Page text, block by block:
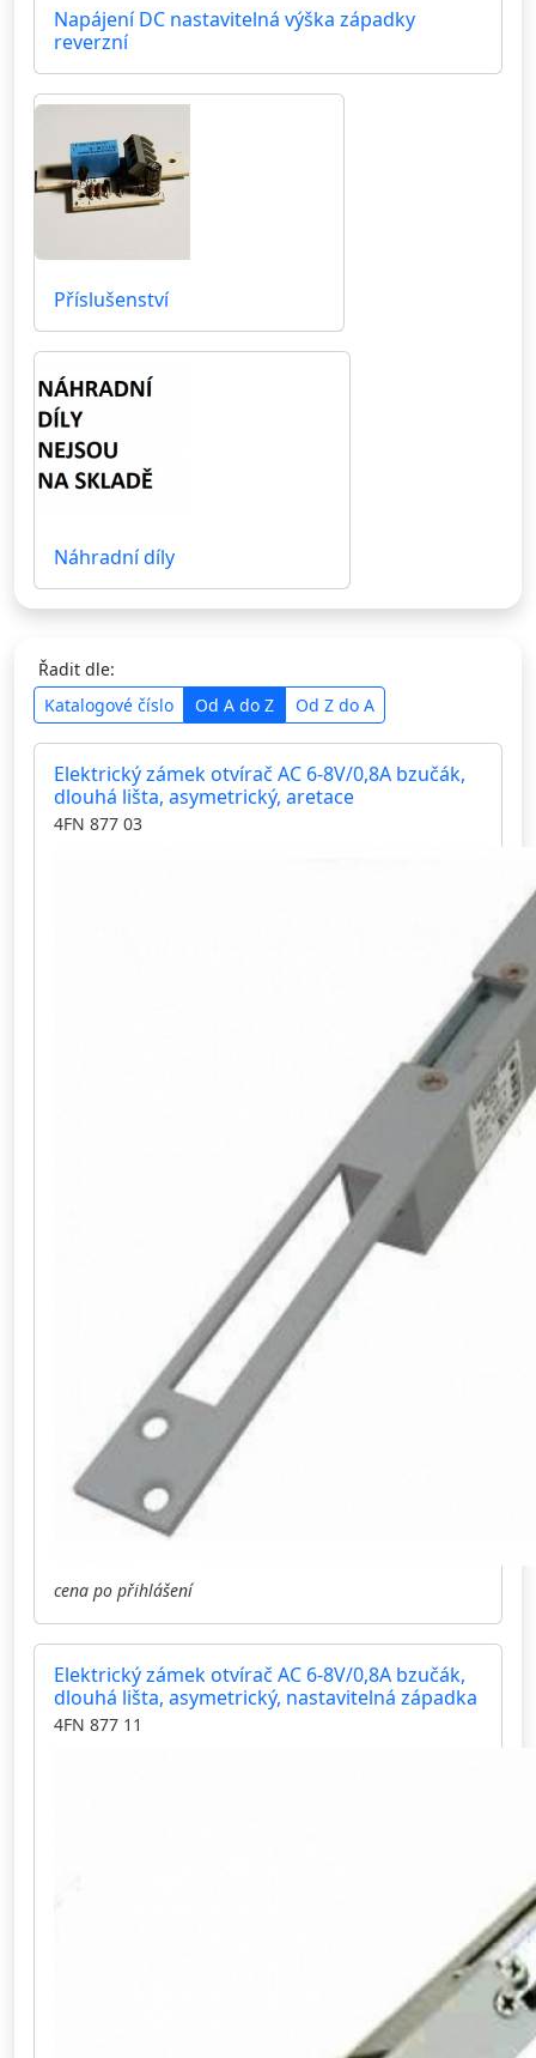
Napájení DC nastavitelná výška západky
reverzní
Příslušenství
Náhradní díly
Řadit dle:
Katalogové číslo
Od A do Z Od Z do A
Elektrický zámek otvírač AC 6-8V/0,8A bzučák,
dlouhá lišta, asymetrický, aretace
4FN 877 03
cena po přihlášení
Elektrický zámek otvírač AC 6-8V/0,8A bzučák,
dlouhá lišta, asymetrický, nastavitelná západka
4FN 877 11